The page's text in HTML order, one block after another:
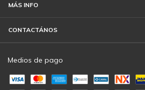
MÁS INFO
CONTACTÁNOS
Medios de pago